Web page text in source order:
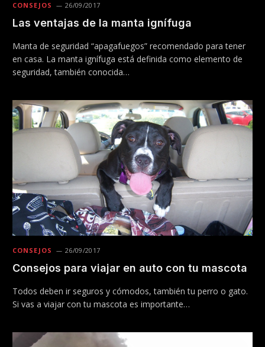
CONSEJOS 26/09/2017
Las ventajas de la manta ignífuga
Manta de seguridad “apagafuegos” recomendado para tener
en casa. La manta ignífuga está definida como elemento de
seguridad, también conocida…
CONSEJOS 26/09/2017
Consejos para viajar en auto con tu mascota
Todos deben ir seguros y cómodos, también tu perro o gato.
Si vas a viajar con tu mascota es importante…